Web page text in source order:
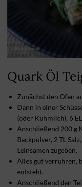
Quark Öl
Zunächst den Ofen
Dann in einer
(oder Kuhmilch), 6
Anschließend 200 g
Backpulver, 2 TL
Leinsamen zugeben.
Alles gut verrühren,
entsteht.
Anschließend den